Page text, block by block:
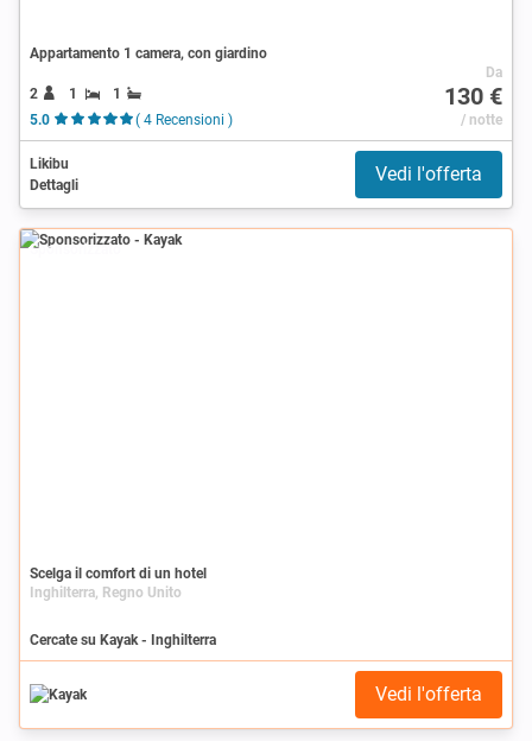
Appartamento 1 camera, con giardino
2 1
1
5.0
( 4 Recensioni )
Da
130 €
/ notte
Likibu
Dettagli
Vedi l'offerta
Sponsorizzato
Scelga il comfort di un hotel
Inghilterra, Regno Unito
Cercate su Kayak - Inghilterra
Vedi l'offerta